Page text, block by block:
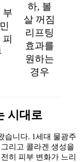
부
피
하, 볼
살 꺼짐
리프팅
효과를
원하는
경우
시대로
습니다. 1세대 물광주
리고 콜라겐 생성을
히 피부 변화가 느리